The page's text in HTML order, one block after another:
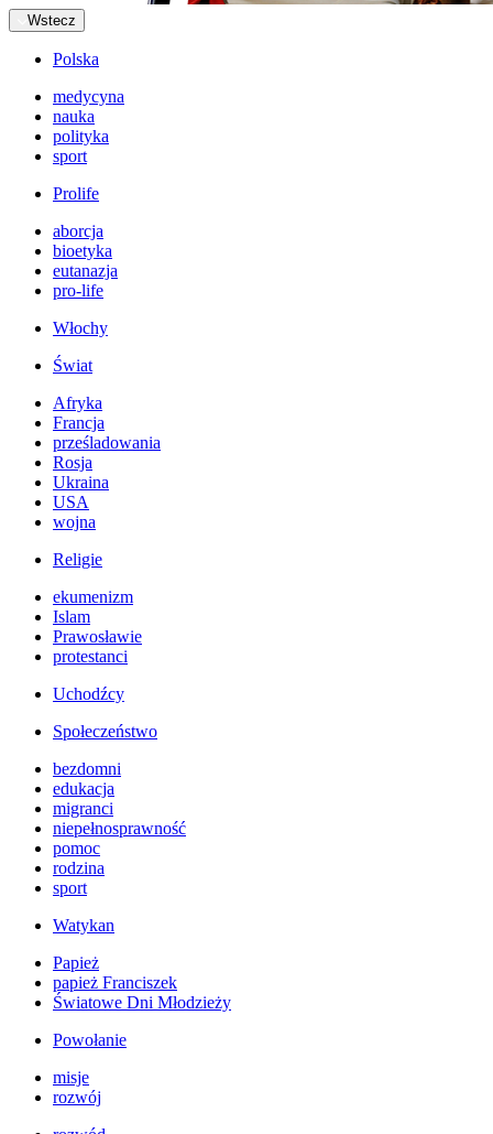
Wstecz
Polska
medycyna
nauka
polityka
sport
Prolife
aborcja
bioetyka
eutanazja
pro-life
Włochy
Świat
Afryka
Francja
prześladowania
Rosja
Ukraina
USA
wojna
Religie
ekumenizm
Islam
Prawosławie
protestanci
Uchodźcy
Społeczeństwo
bezdomni
edukacja
migranci
niepełnosprawność
pomoc
rodzina
sport
Watykan
Papież
papież Franciszek
Światowe Dni Młodzieży
Powołanie
misje
rozwój